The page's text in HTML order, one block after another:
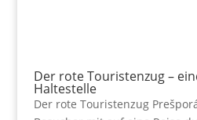
Der rote Touristenzug –
Haltestelle
Der rote Touristenzug